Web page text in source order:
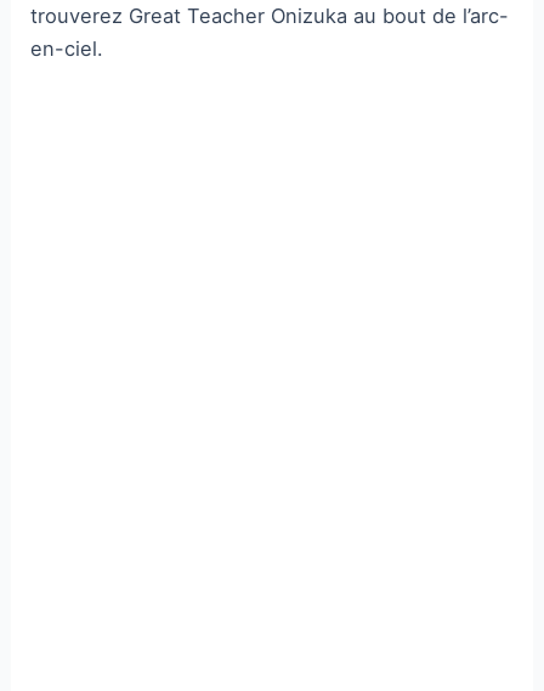
trouverez Great Teacher Onizuka au bout de l’arc-
en-ciel.